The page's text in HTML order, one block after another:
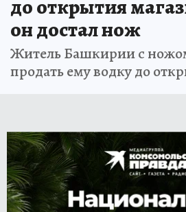
до открытия
он достал нож
Житель Башкирии с
продать ему водку до